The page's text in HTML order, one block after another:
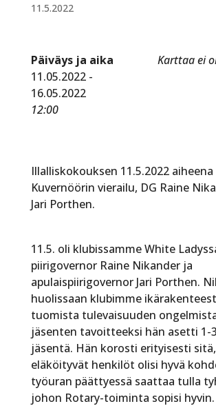
11.5.2022
Karttaa ei
Päiväys ja aika
11.05.2022 -
16.05.2022
12:00
Illalliskokouksen 11.5.2022 aiheena
Kuvernöörin vierailu, DG Raine
Jari Porthen.
11.5. oli klubissamme White
piirigovernor Raine Nikander ja
apulaispiirigovernor Jari Porthen.
huolissaan klubimme
tuomista tulevaisuuden
jäsenten tavoitteeksi hän asetti 1-
jäsentä. Hän korosti erityisesti
eläköityvät henkilöt olisi hyvä
työuran päättyessä saattaa tulla
johon Rotary-toiminta sopisi hyvin.